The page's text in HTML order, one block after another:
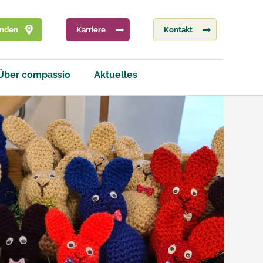
Karriere Kontakt
compassio Aktuelles